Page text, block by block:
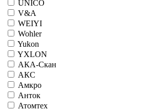
UNICO
V&A
WEIYI
Wohler
Yukon
YXLON
АКА-Скан
АКС
Амкро
Анток
Атомтех